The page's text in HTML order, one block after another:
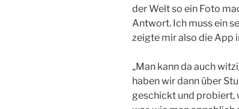
der Welt so ein Foto
Antwort. Ich muss ein
zeigte mir also die App
„Man kann da auch
haben wir dann über
geschickt und probiert,